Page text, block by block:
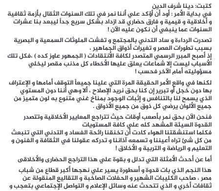
كتبت: دينا شرف الدين
في بداية الأمر : أود أن أؤكد علي أننا نمر في تلك السنوات الثقال بأزمة ثقافية
و أخلاقية و قيمية و فارق حضاري قد ازداد بشكل سريع جداً ليبعد بنا عشرات
السنوات عما ينبغي أن نكون عليه الآن !
تصدرت الرداءة و ساد التدني بالمجتمع و تفشت الملوثات السمعية و البصرية
بسبب تطورات العصر و تغيرات أذواق الجماهير ،
إذ أصبح المبرر الرسمي المتصدر لكافة الأنتقادات ( الجمهور عاوز كده ) ،فكل تلك
الأسباب ليست إلا شماعات يعلق عليها الأخطاء كل مذنب مقصر ليخلي
مسؤوليته أمام الآخر فحسب !
لكنها في واقع الأمر الحقيقة المرة التي علينا جميعاً التوقف أمامها و الإعتراف
بها دون خجل أو تبرير إن كنا بحق نريد الإصلاح ، ألا وهي أننا دون المستوي
الذي يسمح لنا بالتنافس و إثبات الوجود بمناخ غني متنوع به لون متميز من
جميع الألوان يرضي كل ذوق من جميع الأذواق .
فنحن الآن بحق نمر بأصعب أوقات حيث تتراجع المعايير الأخلاقية وتتصدر
القدوة السيئة المشهد كله علي كافة المستويات
فكلما استنشقتنا الهواء كادت أن تخنقنا رائحة الفساد و التدني التي تنبعث
من كل شئ تراه أعيننا و تسمعه آذاننا و تدركه عقولنا في الثقافة و الفنون و
التعليم و الرياضة و التربية و الأخلاق !
أما عن أحدث الأمثلة التي تدلل و بقوة علي هذا التراجع الحضارى والأخلاقى
هذا النجم الذي بات قدوة و أسطورة يسير علي نهجها أكبر قطاع من شباب
مصر ، صاحب الكليبات الشهير و الحفلات الصاخبة و التقاليع المنقولة عن
ثقافات أخري و الذي تتحدث عنه وسائل الإعلام و التواصل الإجتماعي بتعجب و